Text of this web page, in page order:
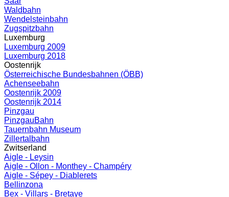
Waldbahn
Wendelsteinbahn
Zugspitzbahn
Luxemburg
Luxemburg 2009
Luxemburg 2018
Oostenrijk
Österreichische Bundesbahnen (ÖBB)
Achenseebahn
Oostenrijk 2009
Oostenrijk 2014
Pinzgau
PinzgauBahn
Tauernbahn Museum
Zillertalbahn
Zwitserland
Aigle - Leysin
Aigle - Ollon - Monthey - Champéry
Aigle - Sépey - Diablerets
Bellinzona
Bex - Villars - Bretaye